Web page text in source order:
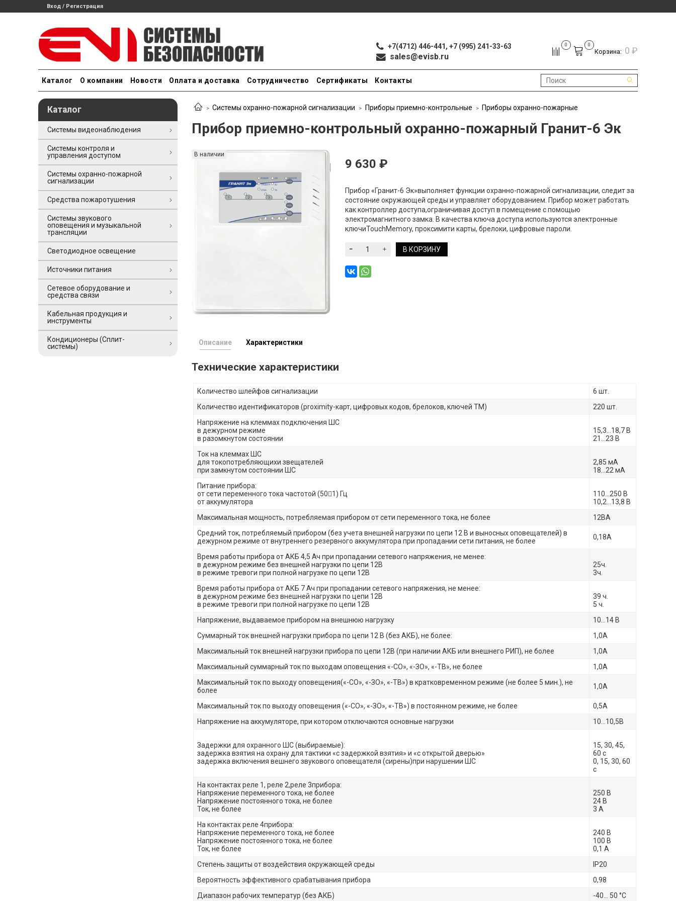
Вход / Регистрация
+7(4712) 446-441, +7 (995) 241-33-63
sales@evisb.ru
0 0
Корзина: 0 ₽
Каталог О компании Новости Оплата и доставка Сотрудничество Сертификаты Контакты
Системы охранно-пожарной сигнализации Приборы приемно-контрольные Приборы охранно-пожарные
Прибор приемно-контрольный охранно-пожарный Гранит-6 Эк
В наличии
9 630 ₽
Прибор «Гранит-6 Эк»выполняет функции охранно-пожарной сигнализации, следит за
состояние окружающей среды и управляет оборудованием. Прибор может работать
как контроллер доступа,ограничивая доступ в помещение с помощью
электромагнитного замка. В качества ключа доступа используются электронные
ключиTouchMemory, проксимити карты, брелоки, цифровые пароли.
В КОРЗИНУ
Описание
Технические характеристики
Количество шлейфов сигнализации
6 шт.
Количество идентификаторов (proximity-карт, цифровых кодов, брелоков, ключей ТМ)
220 шт.
Напряжение на клеммах подключения ШС
в дежурном режиме
в разомкнутом состоянии
15,3…18,7 В
21…23 В
Ток на клеммах ШС
для токопотребляющихи звещателей
при замкнутом состоянии ШС
2,85 мА
18…22 мА
Питание прибора:
от сети переменного тока частотой (501) Гц
от аккумулятора
110…250 В
10,2…13,8 В
Максимальная мощность, потребляемая прибором от сети переменного тока, не более
12ВА
Средний ток, потребляемый прибором (без учета внешней нагрузки по цепи 12 В и выносных оповещателей) в
дежурном режиме от внутреннего резервного аккумулятора при пропадании сети питания, не более
0,18А
Время работы прибора от АКБ 4,5 Ач при пропадании сетевого напряжения, не менее:
в дежурном режиме без внешней нагрузки по цепи 12В
в режиме тревоги при полной нагрузке по цепи 12В
25ч.
3ч.
Время работы прибора от АКБ 7 Ач при пропадании сетевого напряжения, не менее:
в дежурном режиме без внешней нагрузки по цепи 12В
в режиме тревоги при полной нагрузке по цепи 12В
39 ч.
5 ч.
Напряжение, выдаваемое прибором на внешнюю нагрузку
10…14 В
Суммарный ток внешней нагрузки прибора по цепи 12 В (без АКБ), не более:
1,0А
Максимальный ток внешней нагрузки прибора по цепи 12В (при наличии АКБ или внешнего РИП), не более
1,0А
Максимальный суммарный ток по выходам оповещения «-СО», «-ЗО», «-ТВ», не более
1,0А
Максимальный ток по выходу оповещения(«-СО», «-ЗО», «-ТВ») в кратковременном режиме (не более 5 мин.), не
более
1,0А
Максимальный ток по выходу оповещения («-СО», «-ЗО», «-ТВ») в постоянном режиме, не более
0,5А
Напряжение на аккумуляторе, при котором отключаются основные нагрузки
10…10,5В
Задержки для охранного ШС (выбираемые):
задержка взятия на охрану для тактики «с задержкой взятия» и «с открытой дверью»
задержка включения вешнего звукового оповещателя (сирены)при нарушении ШС
15, 30, 45,
60 с
0, 15, 30, 60
с
На контактах реле 1, реле 2,реле 3прибора:
Напряжение переменного тока, не более
Напряжение постоянного тока, не более
Ток, не более
250 В
24 В
3 А
На контактах реле 4прибора:
Напряжение переменного тока, не более
Напряжение постоянного тока, не более
Ток, не более
240 В
100 В
0,1 А
Степень защиты от воздействия окружающей среды
IP20
Вероятность эффективного срабатывания прибора
0,98
Диапазон рабочих температур (без АКБ)
-40… 50 °С
Характеристики
Каталог
Системы видеонаблюдения
Системы контроля и
управления доступом
Системы охранно-пожарной
сигнализации
Средства пожаротушения
Системы звукового
оповещения и музыкальной
трансляции
Светодиодное освещение
Источники питания
Сетевое оборудование и
средства связи
Кабельная продукция и
инструменты
Кондиционеры (Сплит-
системы)